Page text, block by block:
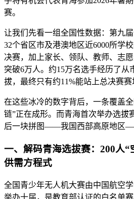
赛。
让我们先看一组全国性数据：第九
32个省区市及港澳地区近6000所学
决赛，加上家长、领队、教师、志
突破6万人。约15万名选手经历了从
拔，最终只有约11%能站上总决赛赛
在这些冰冷的数字背后，一条覆盖
链”正在成形。而青海首次举办选拔
后一块拼图——我国西部高原地区
一、解码青海选拔赛：200人
供需方程式
全国青少年无人机大赛由中国航空
举办十届，是教育部认证的白名单